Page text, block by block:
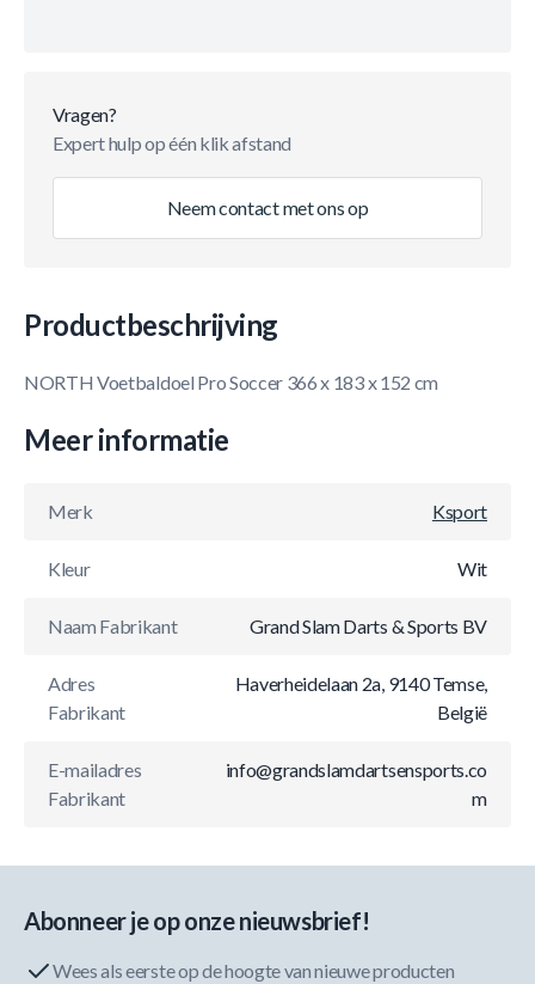
Vragen?
Expert hulp op één klik afstand
Neem contact met ons op
Productbeschrijving
NORTH Voetbaldoel Pro Soccer 366 x 183 x 152 cm
Meer informatie
Merk Ksport
Kleur Wit
Naam Fabrikant Grand Slam Darts & Sports BV
Adres
Fabrikant
Haverheidelaan 2a, 9140 Temse,
België
E-mailadres
Fabrikant
info@grandslamdartsensports.co
m
Abonneer je op onze nieuwsbrief!
Wees als eerste op de hoogte van nieuwe producten